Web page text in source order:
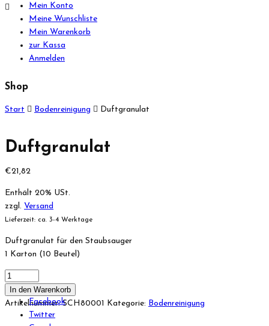
Mein Konto
Meine Wunschliste
Mein Warenkorb
zur Kassa
Anmelden
Shop
Start Bodenreinigung Duftgranulat
Duftgranulat
€21,82
Enthält 20% USt.
zzgl. Versand
Lieferzeit: ca. 3-4 Werktage
Duftgranulat für den Staubsauger
1 Karton (10 Beutel)
In den Warenkorb
Artikelnummer:SCH80001 Kategorie: Bodenreinigung
Facebook
Twitter